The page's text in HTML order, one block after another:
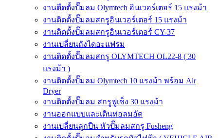
งานตืดตั้งปั๊มลม Olymtech อินเวอร์เตอร์ 15 แรงม้า
งานติดตั้งปั๊มลมสกรูอินเวอร์เตอร์ 15 แรงม้า
งานติดตั้งปั๊มลมสกรูอินเวอร์เตอร์ CY-37
งานเปลี่ยนถังไดอะแฟรม
งานติดตั้งปั๊มลมสกรู OLYMTECH OL22-8 ( 30
แรงม้า )
งานติดตั้งปั๊มลม Olymtech 10 แรงม้า พร้อม Air
Dryer
งานติดตั้งปั๊มลม สกรูฟูเช็ง 30 แรงม้า
งานออกแบบและเดินท่อลมอัด
งานเปลี่ยนลูกปืน หัวปั๊มลมสกรู Fusheng